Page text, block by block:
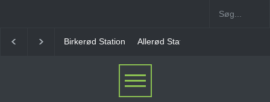
Allerød Station Favrholm Station